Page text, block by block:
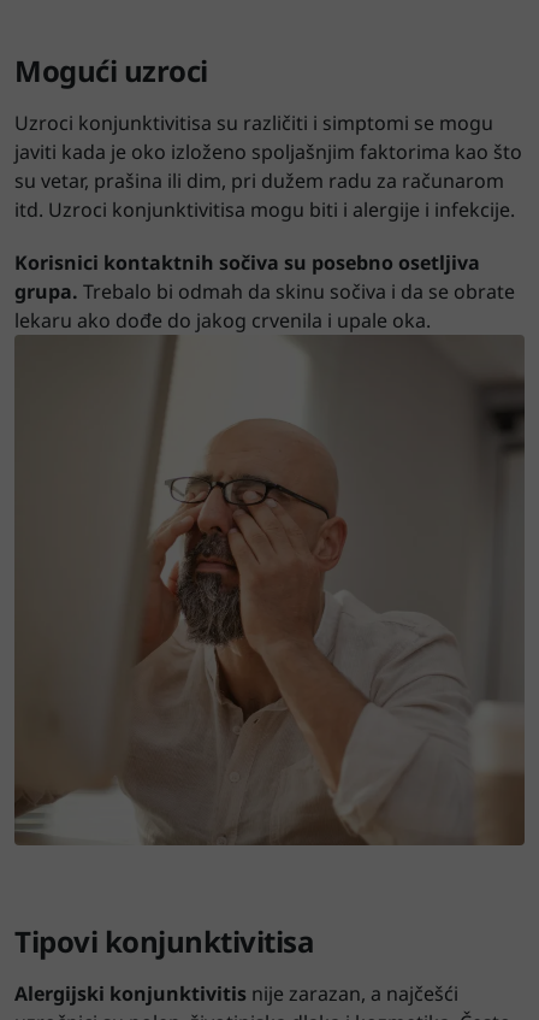
Mogući uzroci
Uzroci konjunktivitisa su različiti i simptomi se mogu
javiti kada je oko izloženo spoljašnjim faktorima kao što
su vetar, prašina ili dim, pri dužem radu za računarom
itd. Uzroci konjunktivitisa mogu biti i alergije i infekcije.
Korisnici kontaktnih sočiva su posebno osetljiva
grupa. Trebalo bi odmah da skinu sočiva i da se obrate
lekaru ako dođe do jakog crvenila i upale oka.
Tipovi konjunktivitisa
Alergijski konjunktivitis nije zarazan, a najčešći